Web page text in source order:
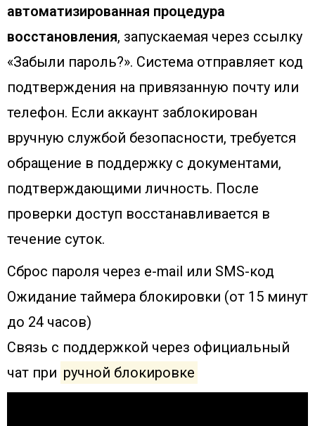
автоматизированная процедура
восстановления, запускаемая через ссылку
«Забыли пароль?». Система отправляет код
подтверждения на привязанную почту или
телефон. Если аккаунт заблокирован
вручную службой безопасности, требуется
обращение в поддержку с документами,
подтверждающими личность. После
проверки доступ восстанавливается в
течение суток.
Сброс пароля через e-mail или SMS-код
Ожидание таймера блокировки (от 15 минут
до 24 часов)
Связь с поддержкой через официальный
чат при ручной блокировке